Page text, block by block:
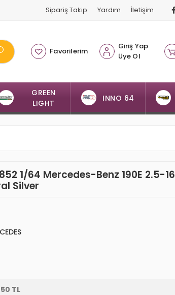
Sipariş Takip Yardım İletişim
Favorilerim
Giriş Yap
Üye Ol
GREEN
LIGHT
INNO 64
1/64 Mercedes-Benz 190E 2.5-16
Silver
TL